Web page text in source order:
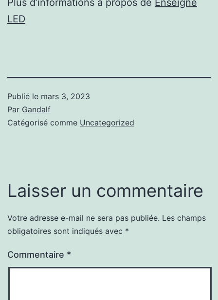
LED
Publié le mars 3, 2023
Par Gandalf
Catégorisé comme Uncategorized
Laisser un commentaire
Votre adresse e-mail ne sera pas publiée. Les champs
obligatoires sont indiqués avec *
Commentaire *